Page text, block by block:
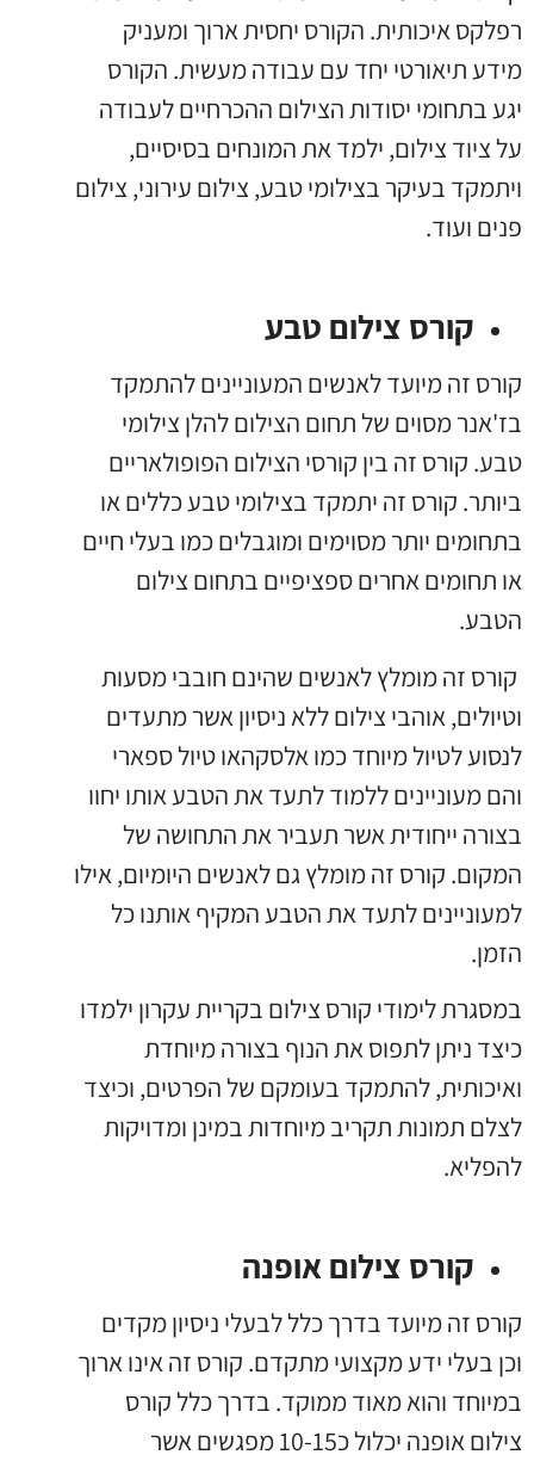
רפלקס איכותית. הקורס יחסית ארוך ומעניק
מידע תיאורטי יחד עם עבודה מעשית. הקורס
יגע בתחומי יסודות הצילום ההכרחיים לעבודה
על ציוד צילום, ילמד את המונחים בסיסיים,
ויתמקד בעיקר בצילומי טבע, צילום עירוני, צילום
פנים ועוד.
קורס צילום טבע
קורס זה מיועד לאנשים המעוניינים להתמקד
בז'אנר מסוים של תחום הצילום להלן צילומי
טבע. קורס זה בין קורסי הצילום הפופולאריים
ביותר. קורס זה יתמקד בצילומי טבע כללים או
בתחומים יותר מסוימים ומוגבלים כמו בעלי חיים
או תחומים אחרים ספציפיים בתחום צילום
הטבע.
קורס זה מומלץ לאנשים שהינם חובבי מסעות
וטיולים, אוהבי צילום ללא ניסיון אשר מתעדים
לנסוע לטיול מיוחד כמו אלסקהאו טיול ספארי
והם מעוניינים ללמוד לתעד את הטבע אותו יחוו
בצורה ייחודית אשר תעביר את התחושה של
המקום. קורס זה מומלץ גם לאנשים היומיום, אילו
למעוניינים לתעד את הטבע המקיף אותנו כל
הזמן.
במסגרת לימודי קורס צילום בקריית עקרון ילמדו
כיצד ניתן לתפוס את הנוף בצורה מיוחדת
ואיכותית, להתמקד בעומקם של הפרטים, וכיצד
לצלם תמונות תקריב מיוחדות במינן ומדויקות
להפליא.
קורס צילום אופנה
קורס זה מיועד בדרך כלל לבעלי ניסיון מקדים
וכן בעלי ידע מקצועי מתקדם. קורס זה אינו ארוך
במיוחד והוא מאוד ממוקד. בדרך כלל קורס
צילום אופנה יכלול כ10-15 מפגשים אשר